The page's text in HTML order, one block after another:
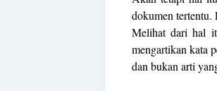
dokumen tertentu.
Melihat dari hal
mengartikan kata
dan bukan arti